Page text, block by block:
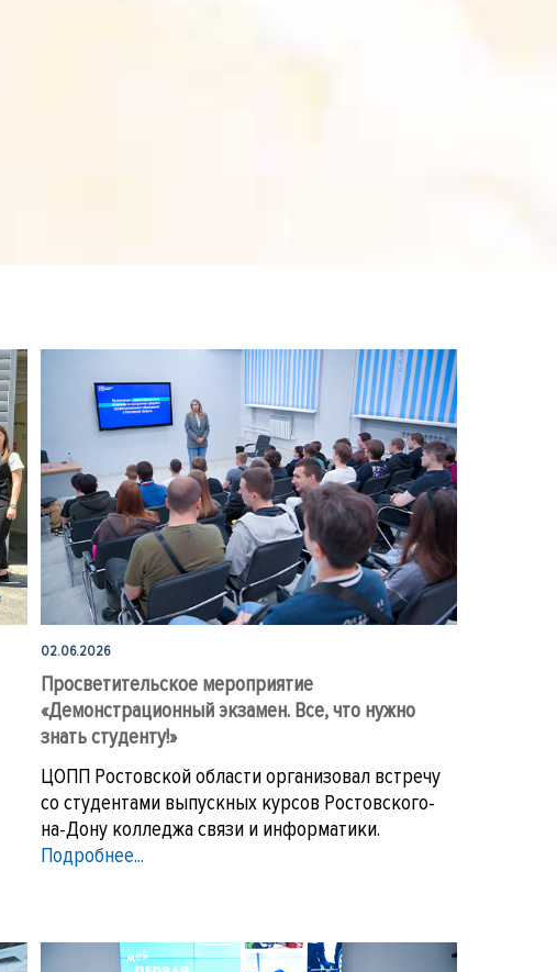
02.06.2026
Просветительское мероприятие
«Демонстрационный экзамен. Все, что нужно
знать студенту!»
ЦОПП Ростовской области организовал встречу
со студентами выпускных курсов Ростовского-
на-Дону колледжа связи и информатики.
Подробнее...